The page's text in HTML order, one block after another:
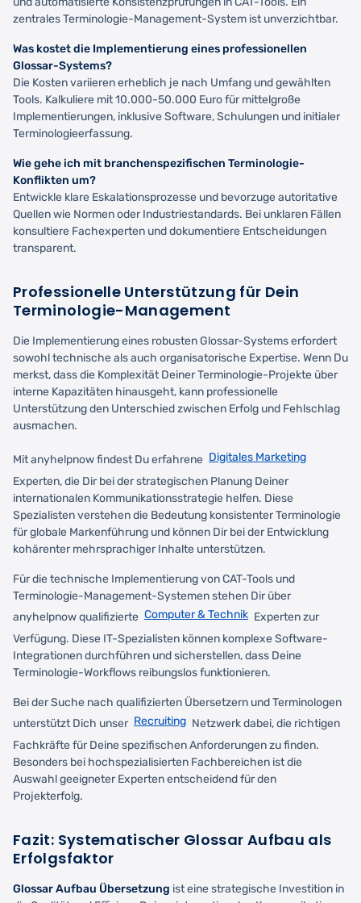
zentrales Terminologie-Management-System ist unverzichtbar.
Was kostet die Implementierung eines professionellen
Glossar-Systems?
Die Kosten variieren erheblich je nach Umfang und gewählten
Tools. Kalkuliere mit 10.000-50.000 Euro für mittelgroße
Implementierungen, inklusive Software, Schulungen und initialer
Terminologieerfassung.
Wie gehe ich mit branchenspezifischen Terminologie-
Konflikten um?
Entwickle klare Eskalationsprozesse und bevorzuge autoritative
Quellen wie Normen oder Industriestandards. Bei unklaren Fällen
konsultiere Fachexperten und dokumentiere Entscheidungen
transparent.
Professionelle Unterstützung für Dein
Terminologie-Management
Die Implementierung eines robusten Glossar-Systems erfordert
sowohl technische als auch organisatorische Expertise. Wenn Du
merkst, dass die Komplexität Deiner Terminologie-Projekte über
interne Kapazitäten hinausgeht, kann professionelle
Unterstützung den Unterschied zwischen Erfolg und Fehlschlag
ausmachen.
Mit anyhelpnow findest Du erfahrene Digitales Marketing
Experten, die Dir bei der strategischen Planung Deiner
internationalen Kommunikationsstrategie helfen. Diese
Spezialisten verstehen die Bedeutung konsistenter Terminologie
für globale Markenführung und können Dir bei der Entwicklung
kohärenter mehrsprachiger Inhalte unterstützen.
Für die technische Implementierung von CAT-Tools und
Terminologie-Management-Systemen stehen Dir über
anyhelpnow qualifizierte Computer & Technik Experten zur
Verfügung. Diese IT-Spezialisten können komplexe Software-
Integrationen durchführen und sicherstellen, dass Deine
Terminologie-Workflows reibungslos funktionieren.
Bei der Suche nach qualifizierten Übersetzern und Terminologen
unterstützt Dich unser Recruiting Netzwerk dabei, die richtigen
Fachkräfte für Deine spezifischen Anforderungen zu finden.
Besonders bei hochspezialisierten Fachbereichen ist die
Auswahl geeigneter Experten entscheidend für den
Projekterfolg.
Fazit: Systematischer Glossar Aufbau als
Erfolgsfaktor
Glossar Aufbau Übersetzung ist eine strategische Investition in